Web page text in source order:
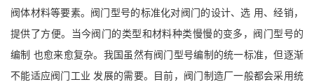
阀体材料等要素。阀门型号的标准化对阀门的设计、选 用、经销，
提供了方便。当今阀门的类型和材料种类慢慢的变多，阀门型号的
编制 也愈来愈复杂。我国虽然有阀门型号编制的统一标准，但逐渐
不能适应阀门工业 发展的需要。目前，阀门制造厂一般都会采用统